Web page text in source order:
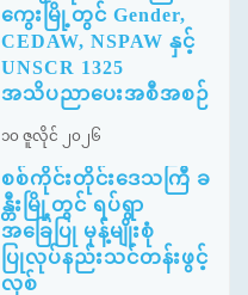
ကွေးမြို့တွင် Gender,
CEDAW, NSPAW နှင့်
UNSCR 1325
အသိပညာပေးအစီအစဉ်
၁၀ ဇူလိုင် ၂၀၂၆
စစ်ကိုင်းတိုင်းဒေသကြီ ခ
န္တီးမြို့တွင် ရပ်ရွာ
အခြေပြု မုန့်မျိုးစုံ
ပြုလုပ်နည်းသင်တန်းဖွင့်
လှစ်